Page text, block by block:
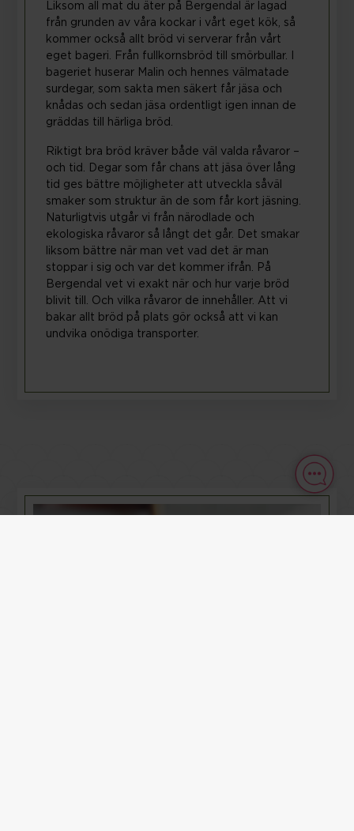
LANGUAGE
Liksom all mat du äter på Bergendal är lagad
från grunden av våra kockar i vårt eget kök, så
kommer också allt bröd vi serverar från vårt
eget bageri. Från fullkornsbröd till smörbullar. I
bageriet huserar Malin och hennes välmatade
surdegar, som sakta men säkert får jäsa och
knådas och sedan jäsa ordentligt igen innan de
gräddas till härliga bröd.
Riktigt bra bröd kräver både väl valda råvaror –
och tid. Degar som får chans att jäsa över lång
tid ges bättre möjligheter att utveckla såväl
smaker som struktur än de som får kort jäsning.
Naturligtvis utgår vi från närodlade och
ekologiska råvaror så långt det går. Det smakar
liksom bättre när man vet vad det är man
stoppar i sig och var det kommer ifrån. På
Bergendal vet vi exakt när och hur varje bröd
blivit till. Och vilka råvaror de innehåller. Att vi
bakar allt bröd på plats gör också att vi kan
undvika onödiga transporter.